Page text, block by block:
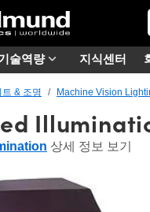
술역량 지식센터
트 & 조명 Machine Vision
상세 정보 보기